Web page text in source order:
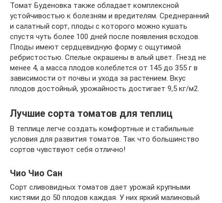
Томат Буденовка также обладает комплексной
устойчивостью к болезням и вредителям. Среднеранний
и салатный сорт, плоды с которого можно кушать
спустя чуть более 100 дней после появления всходов.
Плоды имеют сердцевидную форму с ощутимой
ребристостью. Спелые окрашены в алый цвет. Гнезд не
менее 4, а масса плодов колеблется от 145 до 355 г в
зависимости от почвы и ухода за растением. Вкус
плодов достойный, урожайность достигает 9,5 кг/м2.
Лучшие сорта томатов для теплиц
В теплице легче создать комфортные и стабильные
условия для развития томатов. Так что большинство
сортов чувствуют себя отлично!
Чио Чио Cан
Сорт сливовидных томатов дает урожай крупными
кистями до 50 плодов каждая. У них яркий малиновый